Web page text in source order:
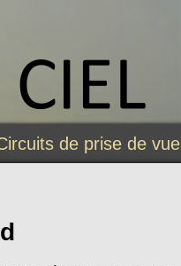
de prise de vue